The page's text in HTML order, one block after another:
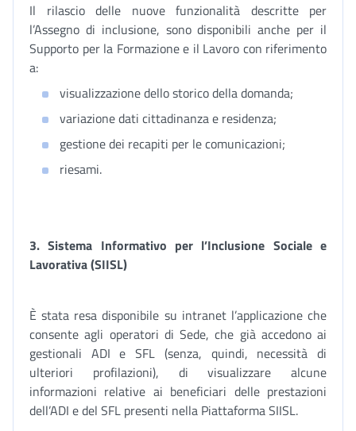
Il rilascio delle nuove funzionalità descritte per
l’Assegno di inclusione, sono disponibili anche per il
Supporto per la Formazione e il Lavoro con riferimento
a:
visualizzazione dello storico della domanda;
variazione dati cittadinanza e residenza;
gestione dei recapiti per le comunicazioni;
riesami.
3.Sistema Informativo per l’Inclusione Sociale e
Lavorativa (SIISL)
È stata resa disponibile su intranet l’applicazione che
consente agli operatori di Sede, che già accedono ai
gestionali ADI e SFL (senza, quindi, necessità di
ulteriori profilazioni), di visualizzare alcune
informazioni relative ai beneficiari delle prestazioni
dell’ADI e del SFL presenti nella Piattaforma SIISL.